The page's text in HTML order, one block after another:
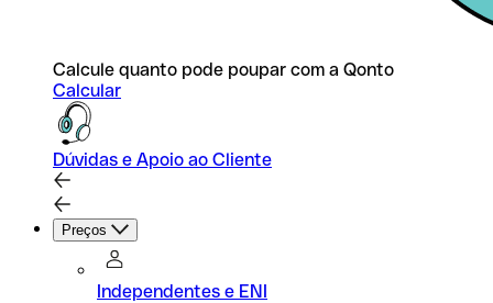
Calcule quanto pode poupar com a Qonto
Calcular
Dúvidas e Apoio ao Cliente
Preços
Independentes e ENI